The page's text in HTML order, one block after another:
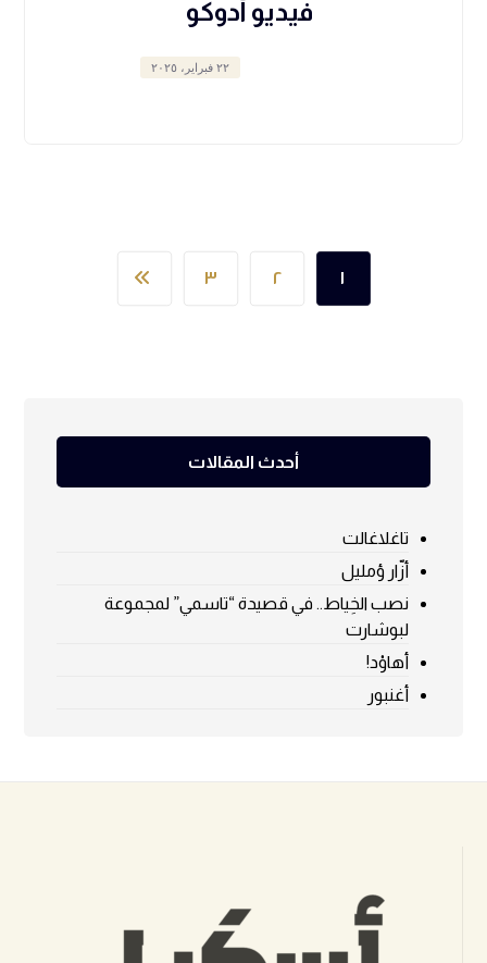
فيديو أدوكو
٢٢ فبراير، ٢٠٢٥
١ ٢ ٣
أحدث المقالات
تاغلاغالت
أزّار ؤمليل
نصب الخِياط.. في قصيدة “تاسمي” لمجموعة
لبوشارت
أهاوْد!
أغنبور